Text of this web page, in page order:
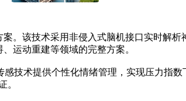
该技术采用非侵入式脑机接口实时解析
运动重建等领域的完整方案。
术提供个性化情绪管理，实现压力指数
。